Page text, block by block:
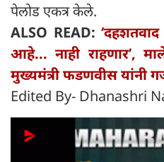
पेलोड एकत्र केले.
ALSO READ:
आहे... नाही राहणार’,
मुख्यमंत्री फडणवीस यांनी
Edited By- Dhanashri